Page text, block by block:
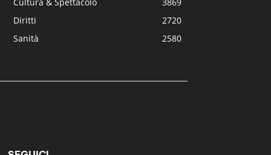
Diritti
2720
Sanità
2580